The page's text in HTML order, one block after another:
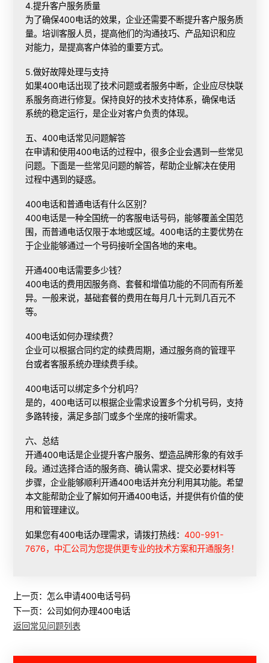
4.提升客户服务质量
为了确保400电话的效果，企业还需要不断提升客户服务质
量。培训客服人员，提高他们的沟通技巧、产品知识和应
对能力，是提高客户体验的重要方式。
5.做好故障处理与支持
如果400电话出现了技术问题或者服务中断，企业应尽快联
系服务商进行修复。保持良好的技术支持体系，确保电话
系统的稳定运行，是企业对客户负责的体现。
五、400电话常见问题解答
在申请和使用400电话的过程中，很多企业会遇到一些常见
问题。下面是一些常见问题的解答，帮助企业解决在使用
过程中遇到的疑惑。
400电话和普通电话有什么区别？
400电话是一种全国统一的客服电话号码，能够覆盖全国范
围，而普通电话仅限于本地或区域。400电话的主要优势在
于企业能够通过一个号码接听全国各地的来电。
开通400电话需要多少钱？
400电话的费用因服务商、套餐和增值功能的不同而有所差
异。一般来说，基础套餐的费用在每月几十元到几百元不
等。
400电话如何办理续费？
企业可以根据合同约定的续费周期，通过服务商的管理平
台或者客服系统办理续费手续。
400电话可以绑定多个分机吗？
是的，400电话可以根据企业需求设置多个分机号码，支持
多路转接，满足多部门或多个坐席的接听需求。
六、总结
开通400电话是企业提升客户服务、塑造品牌形象的有效手
段。通过选择合适的服务商、确认需求、提交必要材料等
步骤，企业能够顺利开通400电话并充分利用其功能。希望
本文能帮助企业了解如何开通400电话，并提供有价值的使
用和管理建议。
如果您有400电话办理需求，请拨打热线：400-991-
7676，中汇公司为您提供更专业的技术方案和开通服务！
上一页： 怎么申请400电话号码
下一页： 公司如何办理400电话
返回常见问题列表